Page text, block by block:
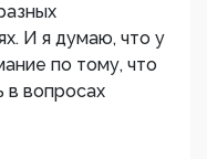
И я думаю, что у
по тому, что
в вопросах